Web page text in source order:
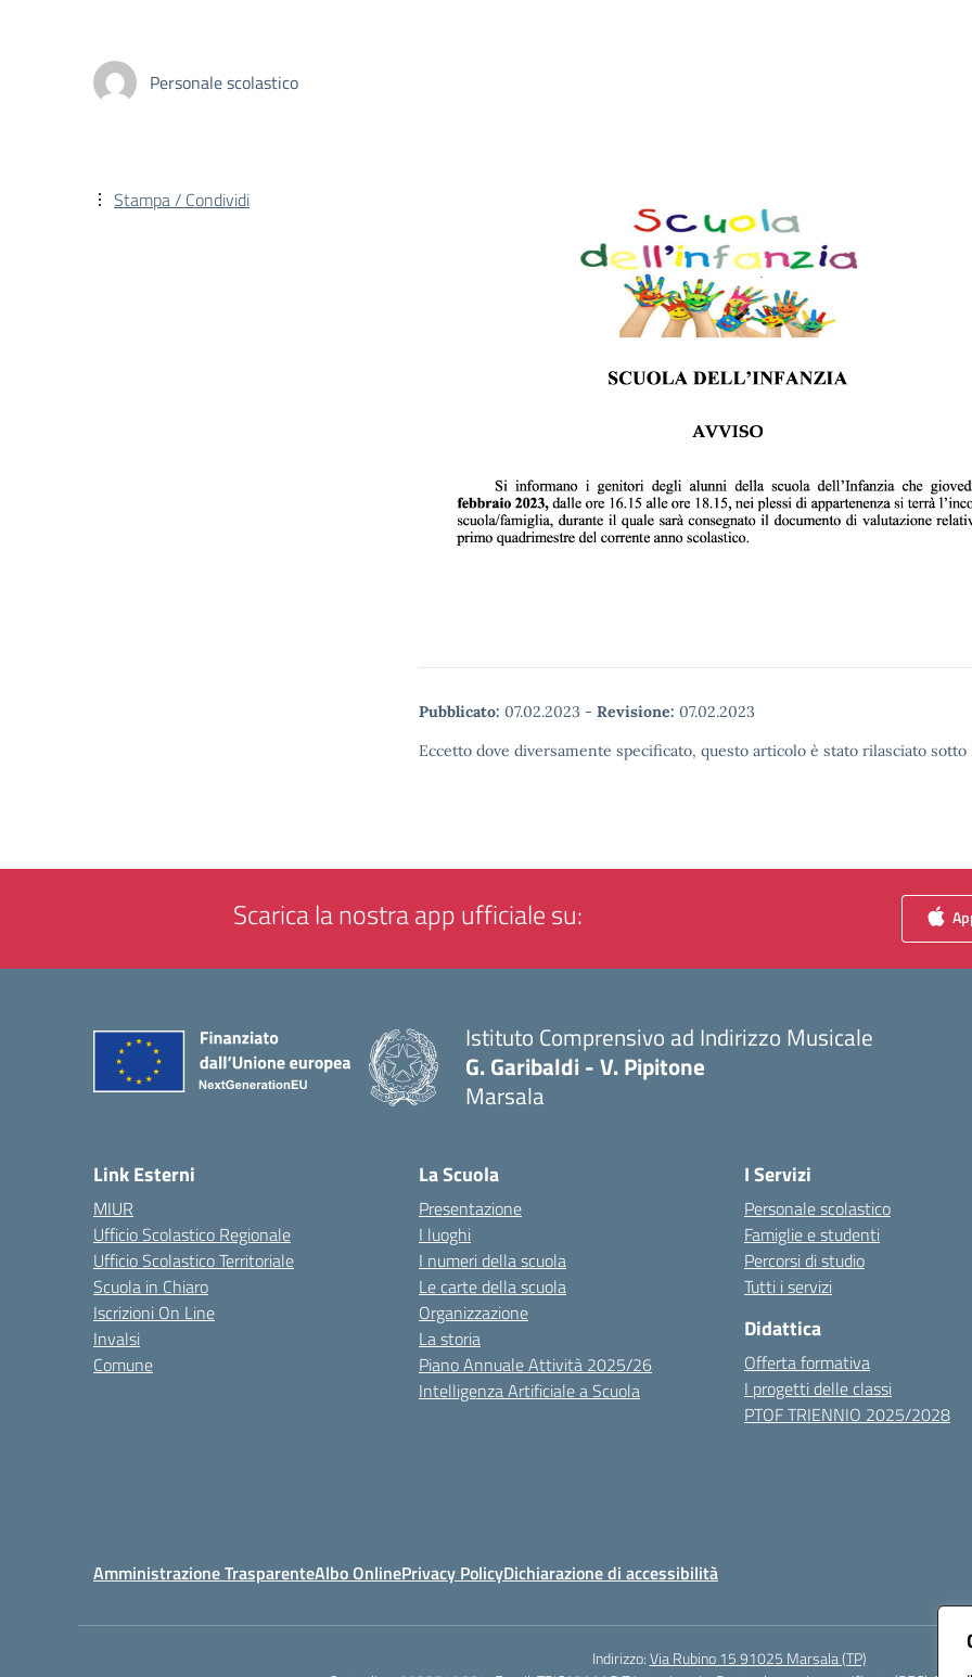
Personale scolastico
Pubblicato: 07.02.2023 - Revisione: 07.02.2023
Eccetto dove diversamente specificato, questo articolo è stato rilasciato
Stampa / Condividi
Scarica la nostra app ufficiale su:
Istituto Comprensivo ad Indirizzo Musicale
G. Garibaldi - V. Pipitone
Marsala
Link Esterni
MIUR
Ufficio Scolastico Regionale
Ufficio Scolastico Territoriale
Scuola in Chiaro
Iscrizioni On Line
Invalsi
Comune
La Scuola
Presentazione
I luoghi
I numeri della scuola
Le carte della scuola
Organizzazione
La storia
Piano Annuale Attività 2025/26
Intelligenza Artificiale a Scuola
I Servizi
Personale scolastico
Famiglie e studenti
Percorsi di studio
Tutti i servizi
Didattica
Offerta formativa
I progetti delle classi
PTOF TRIENNIO 2025/2028
Amministrazione TrasparenteAlbo OnlinePrivacy PolicyDichiarazione di accessibilità
Indirizzo:Via Rubino 15 91025 Marsala (TP)